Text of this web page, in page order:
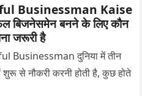
Businessman Kaise
बिजनेसमेन बनने के लिए कौन
जरूरी है
Businessman दुनिया में तीन
से नौकरी करनी होती है, कुछ होते